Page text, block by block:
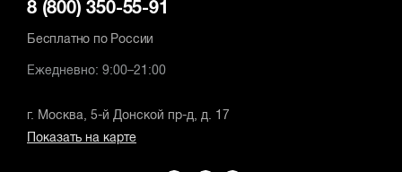
8 (800) 350-55-91
Бесплатно по России
Ежедневно: 9:00–21:00
г. Москва, 5-й Донской пр-д, д. 17
Показать на карте